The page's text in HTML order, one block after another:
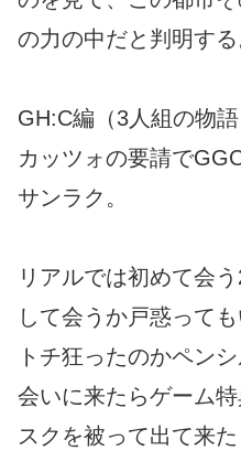
の力の中だと判明する
GH:C編（3人組の物語
カッツォの要請で
サンラク。
リアルでは初めて会
して会うか戸惑って
トチ狂ったのかペン
会いに来たらゲーム
スクを被って出て来た